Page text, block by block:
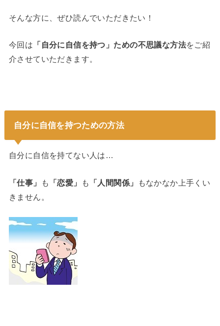
そんな方に、ぜひ読んでいただきたい！
今回は 「自分に自信を持つ」ための不思議な方法をご紹
介させていただきます。
自分に自信を持つための方法
自分に自信を持てない人は…
「仕事」 も 「恋愛」 も 「人間関係」
もなかなか上手くい
きません。